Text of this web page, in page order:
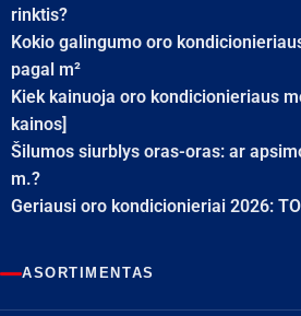
rinktis?
Kokio galingumo oro
pagal m²
Kiek kainuoja oro kondicionieriaus
kainos]
Šilumos siurblys oras-oras: ar
m.?
Geriausi oro kondicionieriai 2026:
ASORTIMENTAS